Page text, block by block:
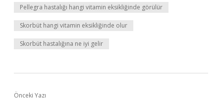
Pellegra hastalığı hangi vitamin eksikliğinde görülür
Skorbüt hangi vitamin eksikliğinde olur
Skorbüt hastalığına ne iyi gelir
Önceki Yazı